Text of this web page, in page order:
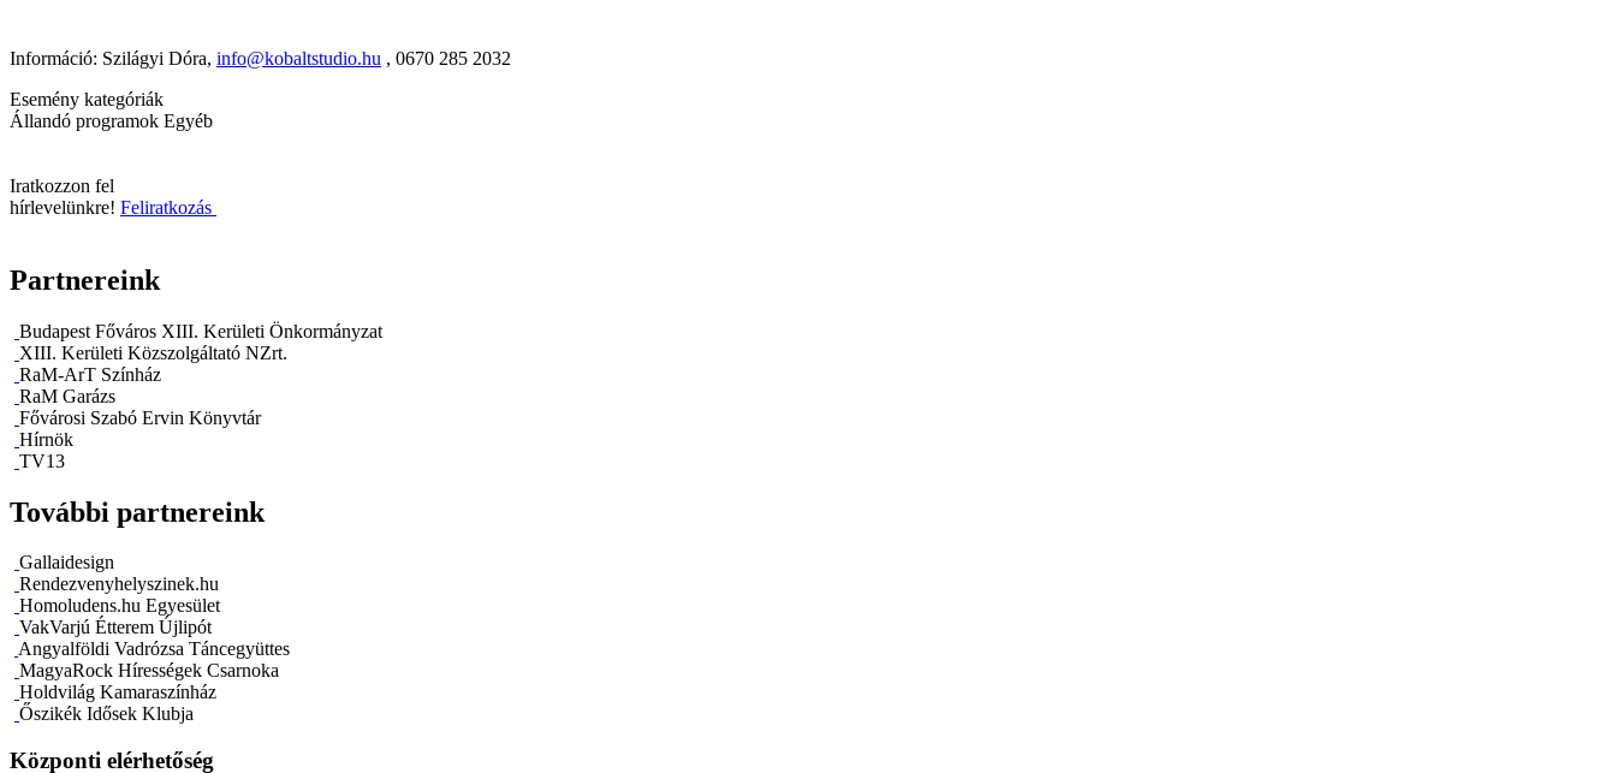
Információ: Szilágyi Dóra, info@kobaltstudio.hu , 0670 285 2032
Esemény kategóriák
Állandó programok Egyéb
Iratkozzon fel
hírlevelünkre! Feliratkozás
Partnereink
Budapest Főváros XIII. Kerületi Önkormányzat
XIII. Kerületi Közszolgáltató NZrt.
RaM-ArT Színház
RaM Garázs
Fővárosi Szabó Ervin Könyvtár
Hírnök
TV13
További partnereink
Gallaidesign
Rendezvenyhelyszinek.hu
Homoludens.hu Egyesület
VakVarjú Étterem Újlipót
Angyalföldi Vadrózsa Táncegyüttes
MagyaRock Hírességek Csarnoka
Holdvilág Kamaraszínház
Őszikék Idősek Klubja
Központi elérhetőség